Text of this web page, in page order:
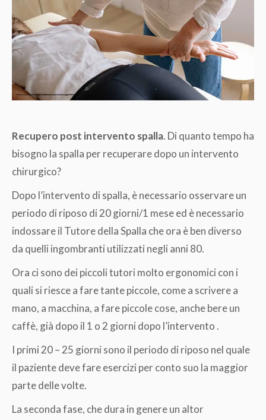
Recupero post intervento spalla. Di quanto tempo ha
bisogno la spalla per recuperare dopo un intervento
chirurgico?
Dopo l’intervento di spalla, è necessario osservare un
periodo di riposo di 20 giorni/1 mese ed è necessario
indossare il Tutore della Spalla che ora è ben diverso
da quelli ingombranti utilizzati negli anni 80.
Ora ci sono dei piccoli tutori molto ergonomici con i
quali si riesce a fare tante piccole, come a scrivere a
mano, a macchina, a fare piccole cose, anche bere un
caffè, già dopo il 1 o 2 giorni dopo l’intervento .
I primi 20 – 25 giorni sono il periodo di riposo nel quale
il paziente deve fare esercizi per conto suo la maggior
parte delle volte.
La seconda fase, che dura in genere un altor